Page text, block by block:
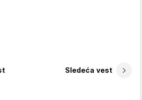
Sledeća vest